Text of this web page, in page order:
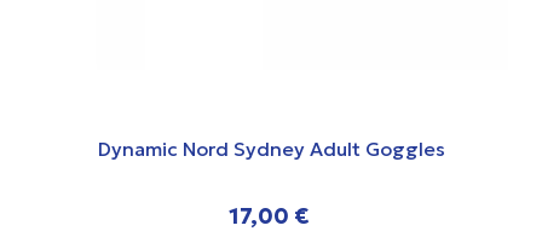
Dynamic Nord Sydney Adult Goggles
17,00 €